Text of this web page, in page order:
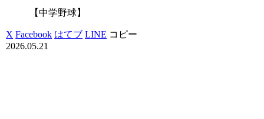
【中学野球】
X Facebook はてブ LINE コピー
2026.05.21